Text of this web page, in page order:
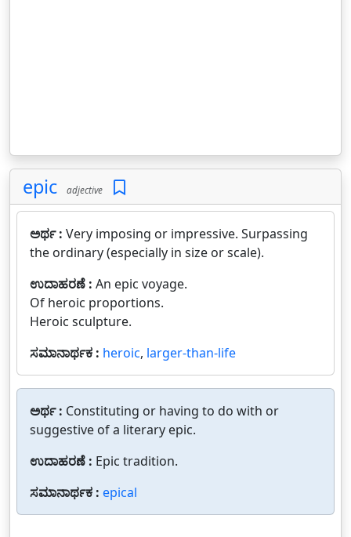
epic adjective
ಅರ್ಥ : Very imposing or impressive. Surpassing
the ordinary (especially in size or scale).
ಉದಾಹರಣೆ : An epic voyage.
Of heroic proportions.
Heroic sculpture.
ಸಮಾನಾರ್ಥಕ : heroic, larger-than-life
ಅರ್ಥ : Constituting or having to do with or
suggestive of a literary epic.
ಉದಾಹರಣೆ : Epic tradition.
ಸಮಾನಾರ್ಥಕ : epical